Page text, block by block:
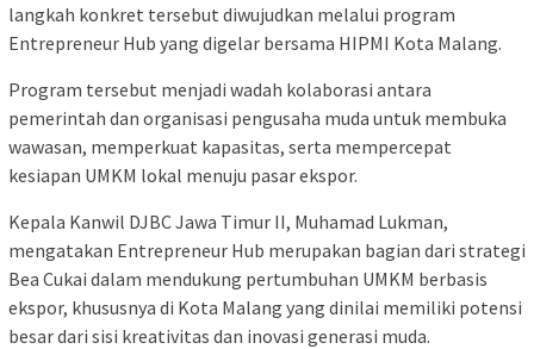
langkah konkret tersebut diwujudkan melalui program
Entrepreneur Hub yang digelar bersama HIPMI Kota Malang.
Program tersebut menjadi wadah kolaborasi antara
pemerintah dan organisasi pengusaha muda untuk membuka
wawasan, memperkuat kapasitas, serta mempercepat
kesiapan UMKM lokal menuju pasar ekspor.
Kepala Kanwil DJBC Jawa Timur II, Muhamad Lukman,
mengatakan Entrepreneur Hub merupakan bagian dari strategi
Bea Cukai dalam mendukung pertumbuhan UMKM berbasis
ekspor, khususnya di Kota Malang yang dinilai memiliki potensi
besar dari sisi kreativitas dan inovasi generasi muda.